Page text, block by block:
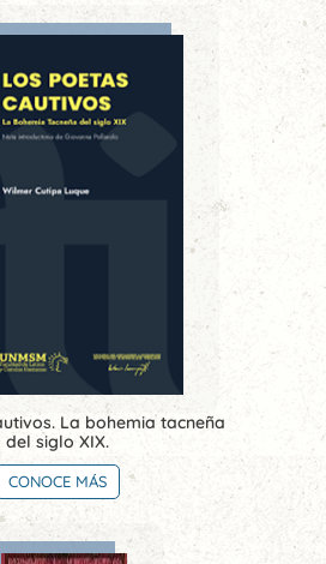
La bohemia tacneña
del siglo XIX.
CONOCE MÁS